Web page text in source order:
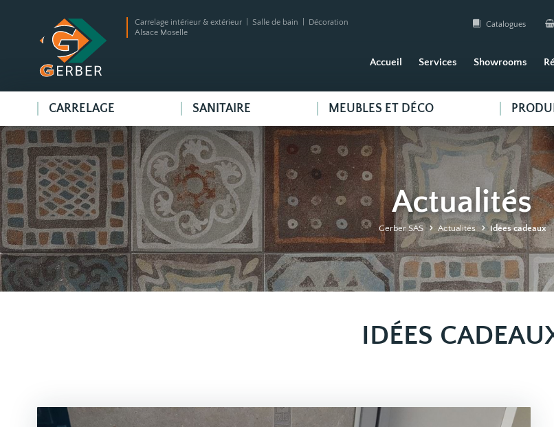
Carrelage intérieur & extérieur | Salle de bain | Décoration
Alsace Moselle
Catalogues
Accueil Services Showrooms
CARRELAGE SANITAIRE MEUBLES ET DÉCO
Actualités
Gerber SAS Actualités Idées cadeaux
IDÉES